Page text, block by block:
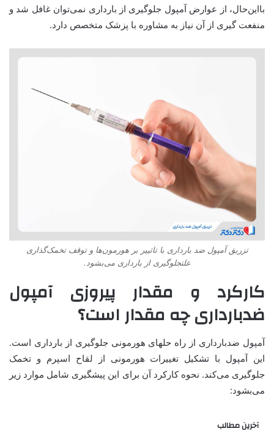
بااین‌حال، از عوارض آمپول جلوگیری از بارداری نمی‌توان غافل شد و
منفعت گیری از آن نیاز به مشاوره با پزشک متخصص دارد.
تزریق آمپول ضد بارداری با تاثییر بر هورمون‌ها و توقف تخمک‌گذاری
علتجلوگیری از بارداری می‌بشود.
کارکرد و مقدار پیروزی آمپول
ضدبارداری چه مقدار است؟
آمپول ضدبارداری از راه حلهای هورمونی جلوگیری از بارداری است.
این آمپول با تشکیل تغییرات هورمونی از لقاح اسپرم و تخمک
جلوگیری می‌کند. نحوه کارکرد آن برای این پیشگیری شامل موارد زیر
می‌بشود:
آخرین مطالب